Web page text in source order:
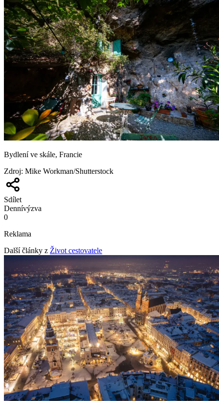
Bydlení ve skále, Francie
Zdroj: Mike Workman/Shutterstock
Sdílet
Dennívýzva
0
Reklama
Další články z Život cestovatele